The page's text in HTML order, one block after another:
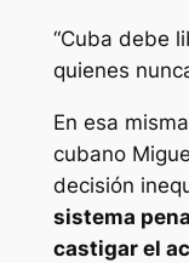
“Cuba debe
quienes
En esa
cubano
decisión
sistema
castigar el